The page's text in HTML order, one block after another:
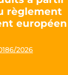
making
democracy
based policy
règlement
européen
2026